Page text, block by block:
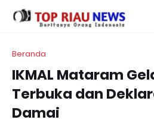
Beranda
IKMAL Mataram
Terbuka dan
Damai